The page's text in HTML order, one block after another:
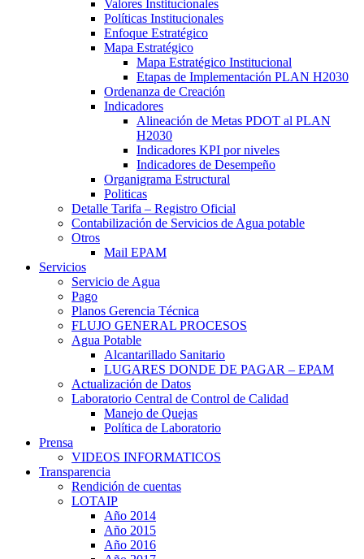
Valores Institucionales
Políticas Institucionales
Enfoque Estratégico
Mapa Estratégico
Mapa Estratégico Institucional
Etapas de Implementación PLAN H2030
Ordenanza de Creación
Indicadores
Alineación de Metas PDOT al PLAN
H2030
Indicadores KPI por niveles
Indicadores de Desempeño
Organigrama Estructural
Politicas
Detalle Tarifa – Registro Oficial
Contabilización de Servicios de Agua potable
Otros
Mail EPAM
Servicios
Servicio de Agua
Pago
Planos Gerencia Técnica
FLUJO GENERAL PROCESOS
Agua Potable
Alcantarillado Sanitario
LUGARES DONDE DE PAGAR – EPAM
Actualización de Datos
Laboratorio Central de Control de Calidad
Manejo de Quejas
Política de Laboratorio
Prensa
VIDEOS INFORMATICOS
Transparencia
Rendición de cuentas
LOTAIP
Año 2014
Año 2015
Año 2016